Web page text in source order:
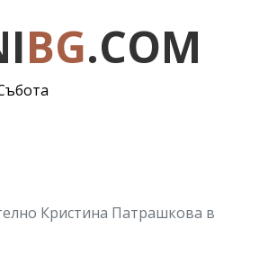
BG.COM
Кристина Патрашкова в